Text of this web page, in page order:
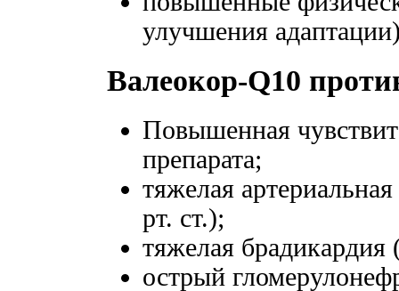
улучшения
Валеокор-Q10
Повышенная
препарата;
тяжелая
рт. ст.);
тяжелая
острый